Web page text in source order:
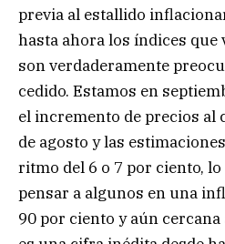
previa al estallido
hasta ahora los índices que
son verdaderamente
cedido. Estamos en
el incremento de precios al
de agosto y las
ritmo del 6 o 7 por ciento,
pensar a algunos en una
90 por ciento y aún